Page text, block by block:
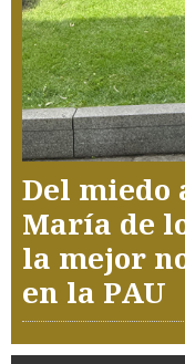
Del miedo
María de
la mejor
en la PAU